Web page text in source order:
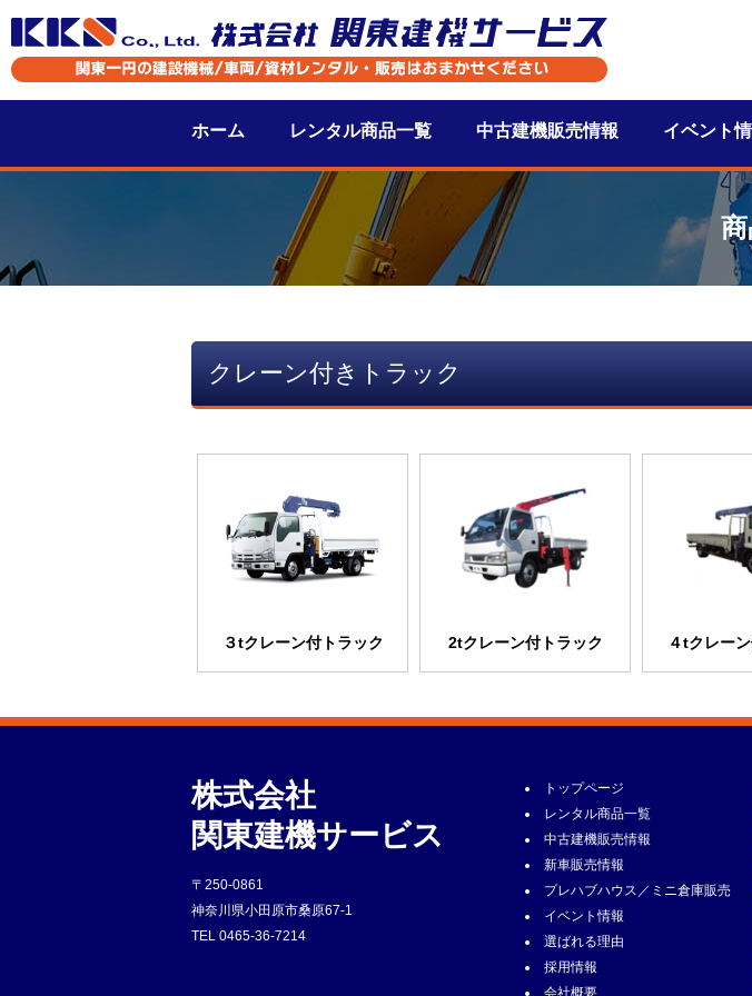
ホーム レンタル商品一覧 中古建機販売情報 イベント
クレーン付きトラック
３tクレーン付トラック 2tクレーン付トラック ４tクレー
株式会社
関東建機サービス
〒250-0861
神奈川県小田原市桑原67-1
TEL 0465-36-7214
トップページ
レンタル商品一覧
中古建機販売情報
新車販売情報
プレハブハウス／ミニ倉庫販売
イベント情報
選ばれる理由
採用情報
会社概要